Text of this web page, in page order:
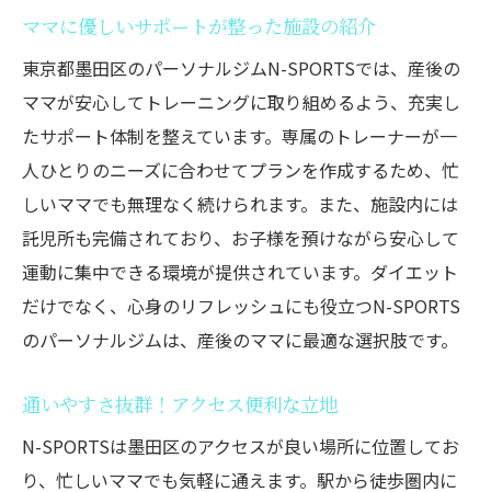
ママに優しいサポートが整った施設の紹介
東京都墨田区のパーソナルジムN-SPORTSでは、産後の
ママが安心してトレーニングに取り組めるよう、充実し
たサポート体制を整えています。専属のトレーナーが一
人ひとりのニーズに合わせてプランを作成するため、忙
しいママでも無理なく続けられます。また、施設内には
託児所も完備されており、お子様を預けながら安心して
運動に集中できる環境が提供されています。ダイエット
だけでなく、心身のリフレッシュにも役立つN-SPORTS
のパーソナルジムは、産後のママに最適な選択肢です。
通いやすさ抜群！アクセス便利な立地
N-SPORTSは墨田区のアクセスが良い場所に位置してお
り、忙しいママでも気軽に通えます。駅から徒歩圏内に